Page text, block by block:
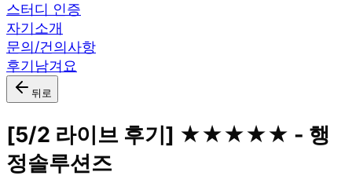
스터디 인증
자기소개
문의/건의사항
후기남겨요
뒤로
[5/2 라이브 후기] ★★★★★ - 행
정솔루션즈